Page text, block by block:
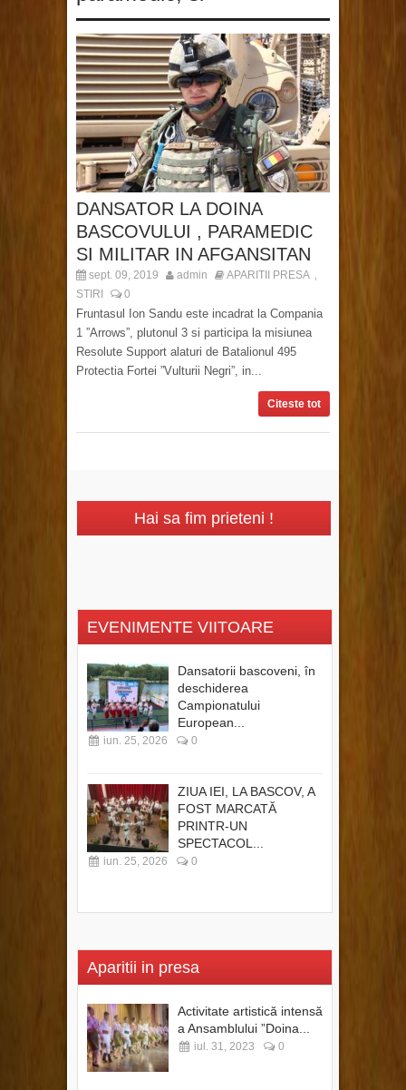
DANSATOR LA DOINA
BASCOVULUI , PARAMEDIC
SI MILITAR IN AFGANSITAN
sept. 09, 2019 admin APARITII PRESA
STIRI 0
Fruntasul Ion Sandu este incadrat la Compania
1 ”Arrows”, plutonul 3 si participa la misiunea
Resolute Support alaturi de Batalionul 495
Protectia Fortei ”Vulturii Negri”, in...
Citeste tot
Hai sa fim prieteni !
EVENIMENTE VIITOARE
Dansatorii bascoveni, în
deschiderea
Campionatului
European...
iun. 25, 2026 0
ZIUA IEI, LA BASCOV, A
FOST MARCATĂ
PRINTR-UN
SPECTACOL...
iun. 25, 2026 0
Aparitii in presa
Activitate artistică intensă
a Ansamblului ”Doina...
iul. 31, 2023 0